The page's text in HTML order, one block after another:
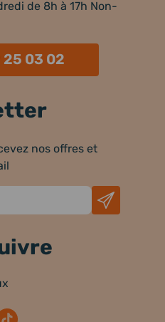
de 8h à 17h Non-
25 03 02
nos offres et